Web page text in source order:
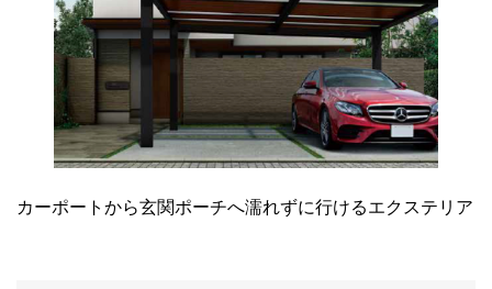
カーポートから玄関ポーチへ濡れずに行けるエクステリア